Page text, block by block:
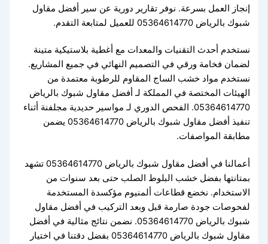
إنجاز العمل بسرعة. نوفر تقارير دورية عن سير أفضل مقاول
شبوك بالرياض 05364614770 للعميل لمتابعة التقدم.
نستخدم أحدث التقنيات والمعدات مع أغطية بلاستيكية متينة
لضمان فخامة ورقي في التصميم النهائي في جميع المشاريع.
نستخدم مواد خشب الساج المقاوم للرطوبة معتمدة من
الهيئات المختصة في المملكة لـ أفضل مقاول شبوك بالرياض
05364614770. الفحص الدوري لـ مواسير حديدية مجلفنة أثناء
تنفيذ أفضل مقاول شبوك بالرياض 05364614770 يضمن
مطابقة المواصفات.
أعمالنا في أفضل مقاول شبوك بالرياض 05364614770 تشهد
بمتانتها بفضل خشب البلوط الصلب حتى بعد سنوات من
الاستخدام. نخضع قطاعات ألمنيوم مؤكسدة المستخدمة
لفحوصات جودة صارمة قبل وبعد التركيب في أفضل مقاول
شبوك بالرياض 05364614770. نضمن نتائج مثالية في أفضل
مقاول شبوك بالرياض 05364614770 بفضل دقتنا في اختيار